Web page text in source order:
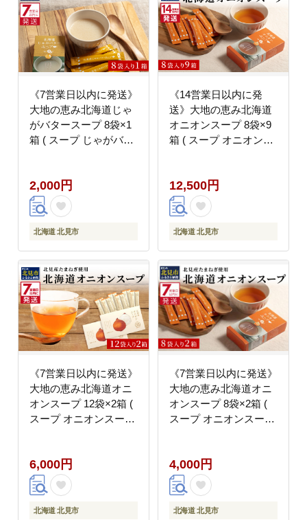
《7営業日以内に発送》
大地の恵み北海道じゃ
がバタースープ 8袋×1
箱 ( スープ じゃがバタ
【125-0099】
2,000円
北海道 北見市
《14営業日以内に発
送》大地の恵み北海道
オニオンスープ 8袋×9
箱 ( スープ オニオンス
税 )【125-0122】
12,500円
北海道 北見市
《7営業日以内に発送》
大地の恵み北海道オニ
オンスープ 12袋×2箱 (
スープ オニオンスープ
【125-0118】
6,000円
北海道 北見市
《7営業日以内に発送》
大地の恵み北海道オニ
オンスープ 8袋×2箱 (
スープ オニオンスープ
【125-0104】
4,000円
北海道 北見市